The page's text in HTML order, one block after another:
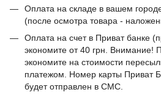
Оплата на складе в вашем
(после осмотра товара -
Оплата на счет в Приват банке
экономите от 40 грн. Внимание!
экономите на стоимости
платежом. Номер карты Приват
будет отправлен в СМС.